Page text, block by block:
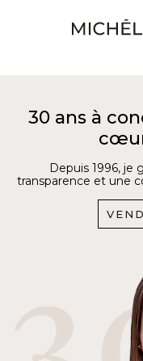
30 ans à
Depuis 1996, je
transparence et une